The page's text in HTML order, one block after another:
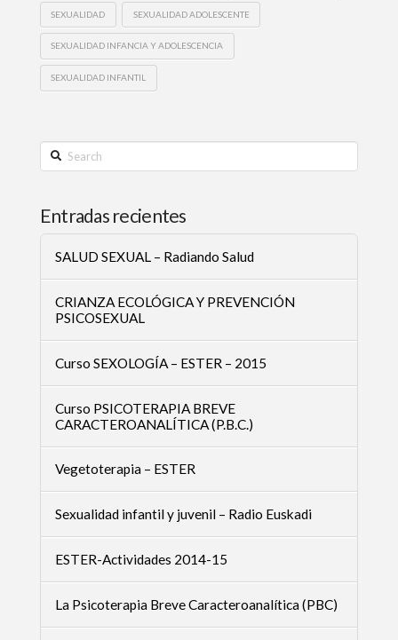
SEXUALIDAD SEXUALIDAD ADOLESCENTE
SEXUALIDAD INFANCIA Y ADOLESCENCIA
SEXUALIDAD INFANTIL
Search
Entradas recientes
SALUD SEXUAL – Radiando Salud
CRIANZA ECOLÓGICA Y PREVENCIÓN
PSICOSEXUAL
Curso SEXOLOGÍA – ESTER – 2015
Curso PSICOTERAPIA BREVE
CARACTEROANALÍTICA (P.B.C.)
Vegetoterapia – ESTER
Sexualidad infantil y juvenil – Radio Euskadi
ESTER-Actividades 2014-15
La Psicoterapia Breve Caracteroanalítica (PBC)